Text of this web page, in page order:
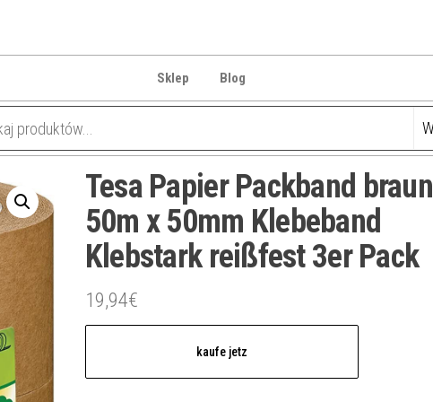
Sklep Blog
Tesa Papier Packband braun
50m x 50mm Klebeband
Klebstark reißfest 3er Pack
19,94€
kaufe jetz